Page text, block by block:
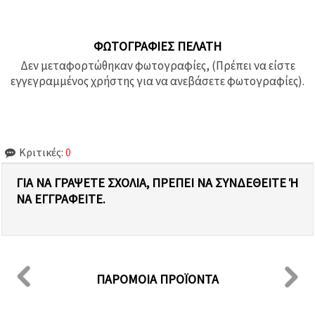
ΦΩΤΟΓΡΑΦΊΕΣ ΠΕΛΆΤΗ
Δεν μεταφορτώθηκαν φωτογραφίες, (Πρέπει να είστε
εγγεγραμμένος χρήστης για να ανεβάσετε φωτογραφίες).
Κριτικές: 0
ΓΙΑ ΝΑ ΓΡΆΨΕΤΕ ΣΧΌΛΙΑ, ΠΡΈΠΕΙ ΝΑ ΣΥΝΔΕΘΕΊΤΕ Ή Ν
Α ΕΓΓΡΑΦΕΊΤΕ.
ΠΑΡΌΜΟΙΑ ΠΡΟΪΌΝΤΑ